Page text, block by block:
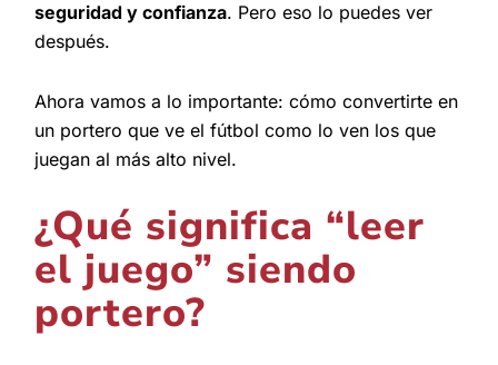
seguridad y confianza. Pero eso lo puedes ver
después.
Ahora vamos a lo importante: cómo convertirte en
un portero que ve el fútbol como lo ven los que
juegan al más alto nivel.
¿Qué significa “leer
el juego” siendo
portero?